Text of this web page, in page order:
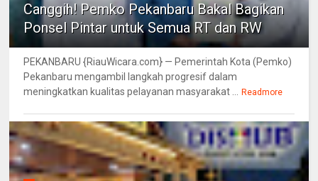
Canggih! Pemko Pekanbaru Bakal Bagikan
Ponsel Pintar untuk Semua RT dan RW
PEKANBARU {RiauWicara.com} — Pemerintah Kota (Pemko)
Pekanbaru mengambil langkah progresif dalam
meningkatkan kualitas pelayanan masyarakat ... Readmore